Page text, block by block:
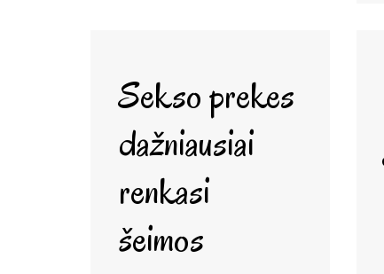
Sekso prekes
dažniausiai
renkasi
šeimos